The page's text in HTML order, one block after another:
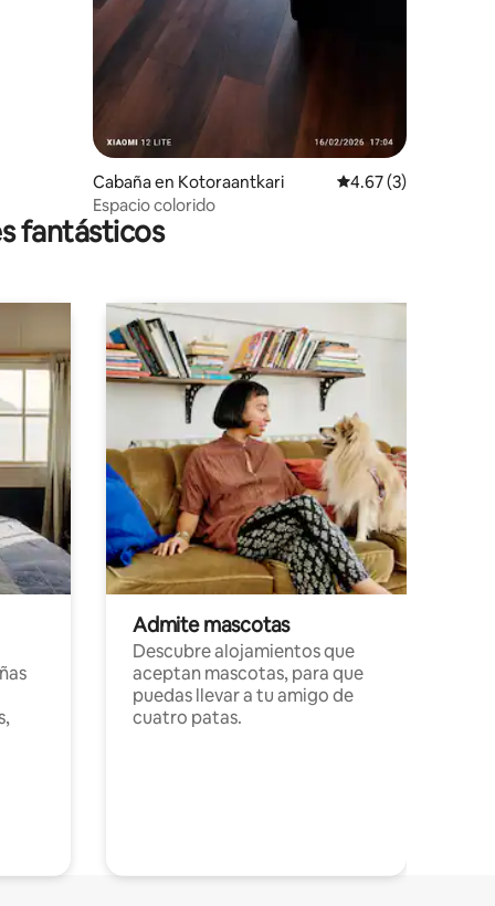
Cabaña en Kotoraantkari Calificación
4.67 (3)
Espacio colorido
fantásticos
Admite mascotas
Descubre alojamientos que
aceptan mascotas, para que
puedas llevar a tu amigo de
cuatro patas.